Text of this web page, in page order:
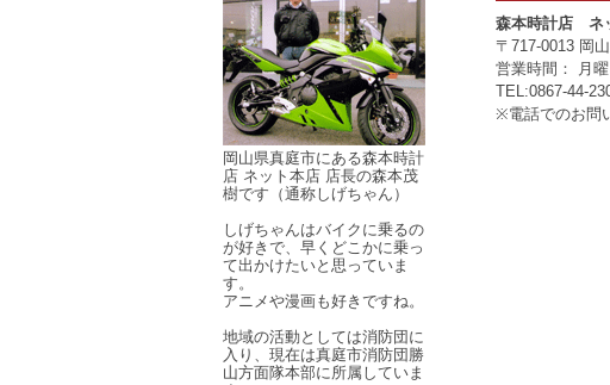
岡山県真庭市にある森本時計
店 ネット本店 店長の森本茂
樹です（通称しげちゃん）
しげちゃんはバイクに乗るの
が好きで、早くどこかに乗っ
て出かけたいと思っていま
す。
アニメや漫画も好きですね。
地域の活動としては消防団に
入り、現在は真庭市消防団勝
山方面隊本部に所属していま
森本時計店 ネ
〒717-0013 岡
営業時間： 月
TEL:0867-44-
※電話でのお問